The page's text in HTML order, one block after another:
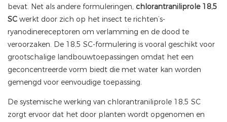
bevat. Net als andere formuleringen, chlorantraniliprole 18,5
SC werkt door zich op het insect te richten’s-
ryanodinereceptoren om verlamming en de dood te
veroorzaken. De 18,5 SC-formulering is vooral geschikt voor
grootschalige landbouwtoepassingen omdat het een
geconcentreerde vorm biedt die met water kan worden
gemengd voor eenvoudige toepassing.
De systemische werking van chlorantraniliprole 18,5 SC
zorgt ervoor dat het door planten wordt opgenomen en